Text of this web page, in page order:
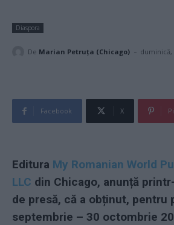
Diaspora
De Marian Petruța (Chicago) - duminică,
Facebook X
Editura My Romanian World
LLC din Chicago, anunță
de presă, că a obținut, pentru
septembrie – 30 octombrie